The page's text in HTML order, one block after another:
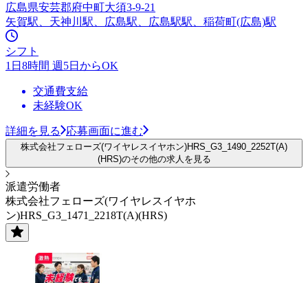
広島県安芸郡府中町大須3-9-21
矢賀駅、天神川駅、広島駅、広島駅駅、稲荷町(広島)駅
シフト
1日8時間 週5日からOK
交通費支給
未経験OK
詳細を見る 応募画面に進む
株式会社フェローズ(ワイヤレスイヤホン)HRS_G3_1490_2252T(A)
(HRS)のその他の求人を見る
派遣労働者
株式会社フェローズ(ワイヤレスイヤホ
ン)HRS_G3_1471_2218T(A)(HRS)